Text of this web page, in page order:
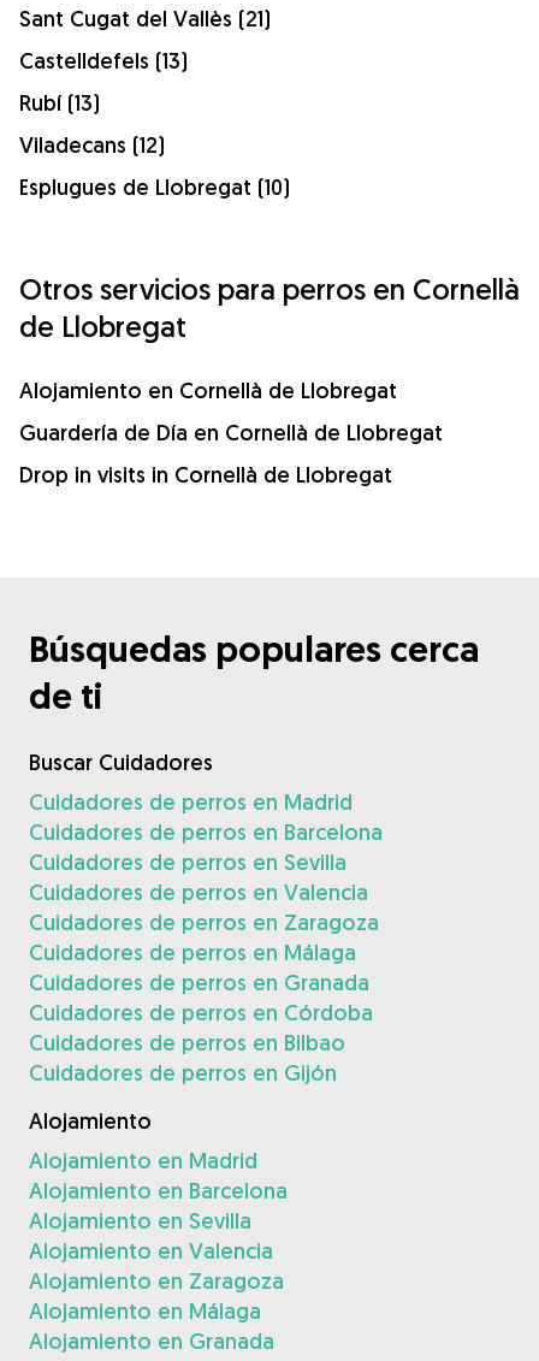
Sant Cugat del Vallès (21)
Castelldefels (13)
Rubí (13)
Viladecans (12)
Esplugues de Llobregat (10)
Otros servicios para perros en Cornellà
de Llobregat
Alojamiento en Cornellà de Llobregat
Guardería de Día en Cornellà de Llobregat
Drop in visits in Cornellà de Llobregat
Búsquedas populares cerca
de ti
Buscar Cuidadores
Cuidadores de perros en Madrid
Cuidadores de perros en Barcelona
Cuidadores de perros en Sevilla
Cuidadores de perros en Valencia
Cuidadores de perros en Zaragoza
Cuidadores de perros en Málaga
Cuidadores de perros en Granada
Cuidadores de perros en Córdoba
Cuidadores de perros en Bilbao
Cuidadores de perros en Gijón
Alojamiento
Alojamiento en Madrid
Alojamiento en Barcelona
Alojamiento en Sevilla
Alojamiento en Valencia
Alojamiento en Zaragoza
Alojamiento en Málaga
Alojamiento en Granada